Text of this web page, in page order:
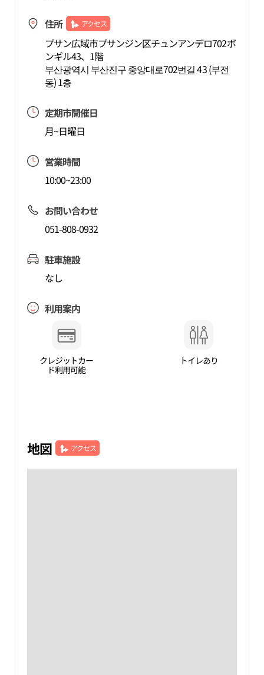
住所 アクセス
プサン広域市プサンジン区チュンアンデロ702ボ
ンギル43、1階
부산광역시 부산진구 중앙대로702번길 43 (부전
동) 1층
定期市開催日
月~日曜日
営業時間
10:00~23:00
お問い合わせ
051-808-0932
駐車施設
なし
利用案内
クレジットカー
ド利用可能
トイレあり
地図 アクセス